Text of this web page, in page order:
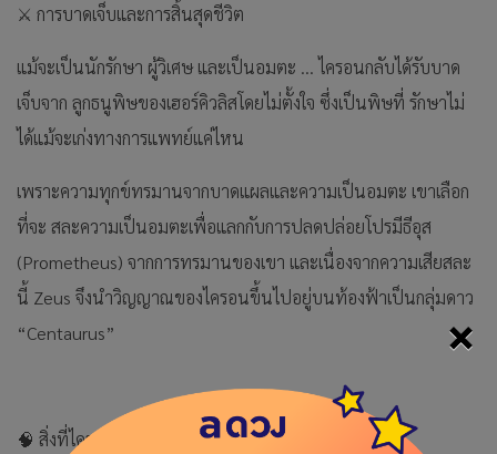
×
⚔️ การบาดเจ็บและการสิ้นสุดชีวิต
แม้จะเป็นนักรักษา ผู้วิเศษ และเป็นอมตะ … ไครอนกลับได้รับบาด
เจ็บจาก ลูกธนูพิษของเฮอร์คิวลิสโดยไม่ตั้งใจ ซึ่งเป็นพิษที่ รักษาไม่
ได้แม้จะเก่งทางการแพทย์แค่ไหน
เพราะความทุกข์ทรมานจากบาดแผลและความเป็นอมตะ เขาเลือก
ที่จะ สละความเป็นอมตะเพื่อแลกกับการปลดปล่อยโปรมีธีอุส
(Prometheus) จากการทรมานของเขา และเนื่องจากความเสียสละ
นี้ Zeus จึงนำวิญญาณของไครอนขึ้นไปอยู่บนท้องฟ้าเป็นกลุ่มดาว
“Centaurus”
🧠 สิ่งที่ไครอนสื่อถึง (เชิงสัญลักษณ์)